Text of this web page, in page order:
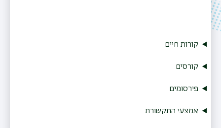
קורות חיים
קורסים
פירסומים
אמצעי התקשורת